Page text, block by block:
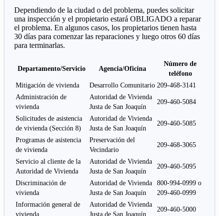
Dependiendo de la ciudad o del problema, puedes solicitar
una inspección y el propietario estará OBLIGADO a reparar
el problema. En algunos casos, los propietarios tienen hasta
30 días para comenzar las reparaciones y luego otros 60 días
para terminarlas.
Departamento/Servicio Agencia/Oficina
Número de
teléfono
Mitigación de vivienda
Desarrollo Comunitario 209-468-3141
Administración de
vivienda
Autoridad de Vivienda
Justa de San Joaquín
209-460-5084
Solicitudes de asistencia
de vivienda (Sección 8)
Autoridad de Vivienda
Justa de San Joaquín
209-460-5085
Programas de asistencia
de vivienda
Preservación del
Vecindario
209-468-3065
Servicio al cliente de la
Autoridad de Vivienda
Autoridad de Vivienda
Justa de San Joaquín
209-460-5095
Discriminación de
vivienda
Autoridad de Vivienda
Justa de San Joaquín
800-994-0999 o
209-460-0999
Información general de
vivienda
Autoridad de Vivienda
Justa de San Joaquín
209-460-5000